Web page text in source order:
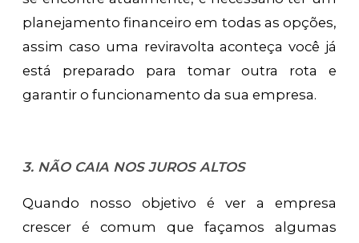
planejamento financeiro em todas as opções,
assim caso uma reviravolta aconteça você já
está preparado para tomar outra rota e
garantir o funcionamento da sua empresa.
3. NÃO CAIA NOS JUROS ALTOS
Quando nosso objetivo é ver a empresa
crescer é comum que façamos algumas